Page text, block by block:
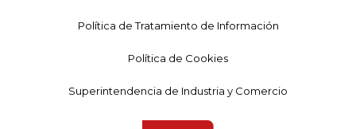
Política de Tratamiento de Información
Política de Cookies
Superintendencia de Industria y Comercio